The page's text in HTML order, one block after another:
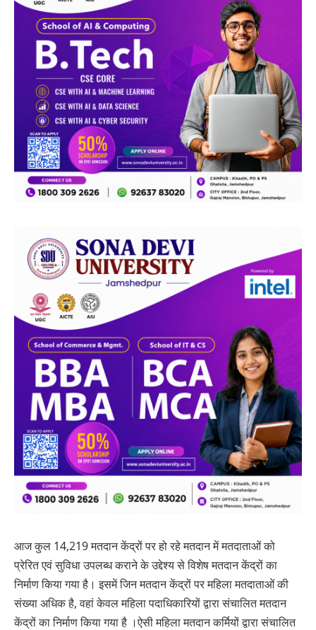
आज कुल 14,219 मतदान केंद्रों पर हो रहे मतदान में मतदाताओं को
प्रेरित एवं सुविधा उपलब्ध कराने के उद्देश्य से विशेष मतदान केंद्रों का
निर्माण किया गया है। इसमें जिन मतदान केंद्रों पर महिला मतदाताओं की
संख्या अधिक है, वहां केवल महिला पदाधिकारियों द्वारा संचालित मतदान
केंद्रों का निर्माण किया गया है ।ऐसी महिला मतदान कर्मियों द्वारा संचालित